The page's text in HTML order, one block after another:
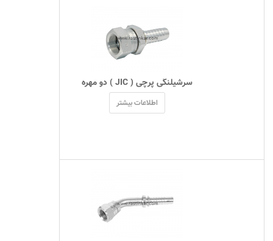
سرشیلنگی پرچی ( JIC ) دو مهره
اطلاعات بیشتر